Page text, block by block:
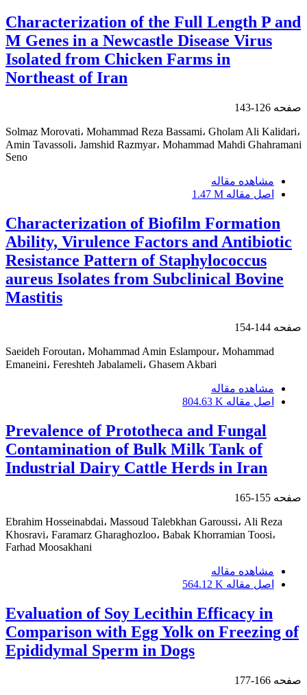
Characterization of the Full Length P and
M Genes in a Newcastle Disease Virus
Isolated from Chicken Farms in
Northeast of Iran
صفحه 126-143
Solmaz Morovati، Mohammad Reza Bassami، Gholam Ali Kalidari،
Amin Tavassoli، Jamshid Razmyar، Mohammad Mahdi Ghahramani
Seno
مشاهده مقاله
اصل مقاله 1.47 M
Characterization of Biofilm Formation
Ability, Virulence Factors and Antibiotic
Resistance Pattern of Staphylococcus
aureus Isolates from Subclinical Bovine
Mastitis
صفحه 144-154
Saeideh Foroutan، Mohammad Amin Eslampour، Mohammad
Emaneini، Fereshteh Jabalameli، Ghasem Akbari
مشاهده مقاله
اصل مقاله 804.63 K
Prevalence of Prototheca and Fungal
Contamination of Bulk Milk Tank of
Industrial Dairy Cattle Herds in Iran
صفحه 155-165
Ebrahim Hosseinabdai، Massoud Talebkhan Garoussi، Ali Reza
Khosravi، Faramarz Gharaghozloo، Babak Khorramian Toosi،
Farhad Moosakhani
مشاهده مقاله
اصل مقاله 564.12 K
Evaluation of Soy Lecithin Efficacy in
Comparison with Egg Yolk on Freezing of
Epididymal Sperm in Dogs
صفحه 166-177